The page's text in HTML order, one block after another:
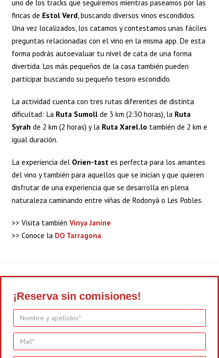
uno de los tracks que seguiremos mientras paseamos por las
fincas de Estol Verd, buscando diversos vinos escondidos.
Una vez localizados, los catamos y contestamos unas fáciles
preguntas relacionadas con el vino en la misma app. De esta
forma podrás autoevaluar tu nivel de cata de una forma
divertida. Los más pequeños de la casa también pueden
participar buscando su pequeño tesoro escondido.
La actividad cuenta con tres rutas diferentes de distinta
dificultad: La Ruta Sumoll de 3 km (2:30 horas), la Ruta
Syrah de 2 km (2 horas) y la Ruta Xarel.lo también de 2 km e
igual duración.
La experiencia del Orien-tast es perfecta para los amantes
del vino y también para aquellos que se inician y que quieren
disfrutar de una experiencia que se desarrolla en plena
naturaleza caminando entre viñas de Rodonyà o Les Pobles.
>> Visita también Vinya Janine
>> Conoce la DO Tarragona
¡Reserva sin comisiones!